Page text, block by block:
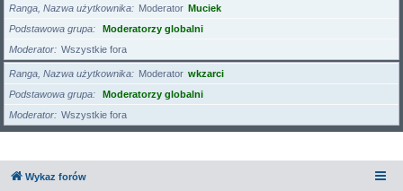
Ranga, Nazwa użytkownika Moderator Muciek
Podstawowa grupa
Moderatorzy globalni
Moderator
Wszystkie fora
Ranga, Nazwa użytkownika Moderator wkzarci
Podstawowa grupa
Moderatorzy globalni
Moderator
Wszystkie fora
Wykaz forów